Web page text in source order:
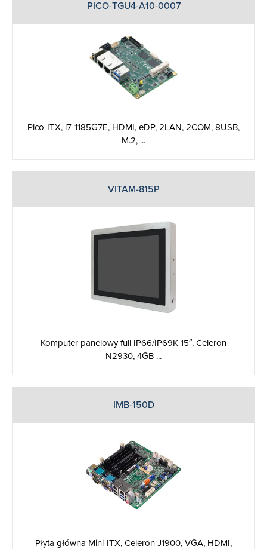
PICO-TGU4-A10-0007
Pico-ITX, i7-1185G7E, HDMI, eDP, 2LAN, 2COM, 8USB,
M.2, ...
VITAM-815P
Komputer panelowy full IP66/IP69K 15″, Celeron
N2930, 4GB ...
IMB-150D
Płyta główna Mini-ITX, Celeron J1900, VGA, HDMI,